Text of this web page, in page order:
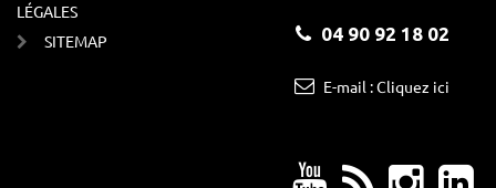
LÉGALES
SITEMAP
04 90 92 18 02
E-mail : Cliquez ici